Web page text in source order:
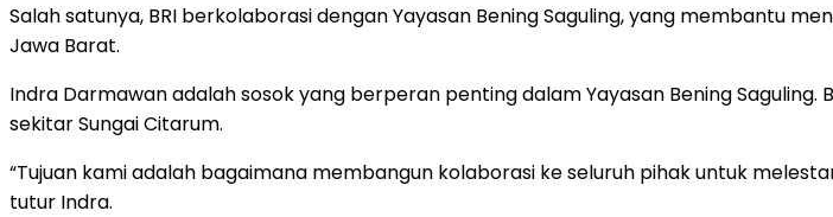
Salah satunya, BRI berkolaborasi dengan Yayasan Bening Saguling, yang membantu
Jawa Barat.
Indra Darmawan adalah sosok yang berperan penting dalam Yayasan Bening
sekitar Sungai Citarum.
“Tujuan kami adalah bagaimana membangun kolaborasi ke seluruh pihak untuk
tutur Indra.